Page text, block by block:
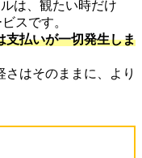
は、観たい時だけ
スです。
支払いが一切発生しま
はそのままに、より